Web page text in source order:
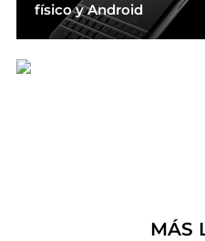
físico y Android
MÁS